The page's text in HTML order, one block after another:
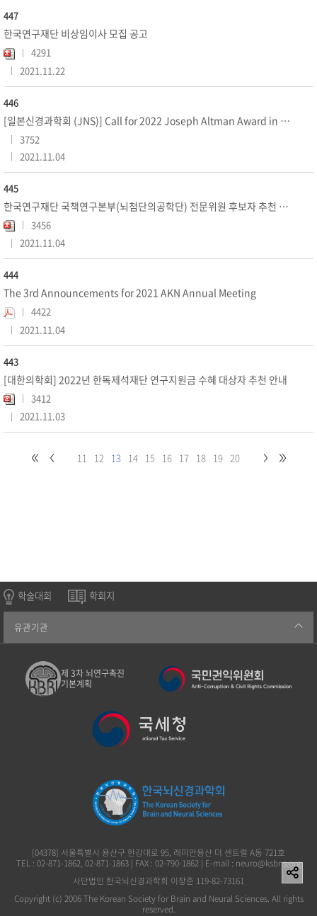
447
한국연구재단 비상임이사 모집 공고
4291
2021.11.22
446
[일본신경과학회 (JNS)] Call for 2022 Joseph Altman Award in Developmental N...
3752
2021.11.04
445
한국연구재단 국책연구본부(뇌첨단의공학단) 전문위원 후보자 추천 요청
3456
2021.11.04
444
The 3rd Announcements for 2021 AKN Annual Meeting
4422
2021.11.04
443
[대한의학회] 2022년 한독제석재단 연구지원금 수혜 대상자 추천 안내
3412
2021.11.03
11 12 13 14 15 16 17 18 19 20
학술대회 학회지
유관기관
제 3차 뇌연구촉진
기본계획
[04378] 서울특별시 용산구 한강대로 95, 래미안용산 더 센트럴 A동 721호
TEL : 02-871-1862, 02-871-1863 | FAX : 02-790-1862 | E-mail : neuro@ksbns.org
사단법인 한국뇌신경과학회 이창준 119-82-73161
Copyright (c) 2006 The Korean Society for Brain and Neural Sciences. All rights
reserved.